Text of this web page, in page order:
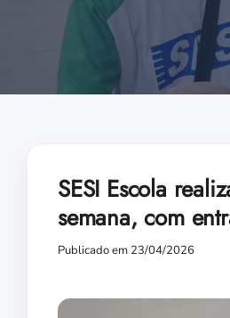
SESI Escola
semana, com
Publicado em 23/04/2026